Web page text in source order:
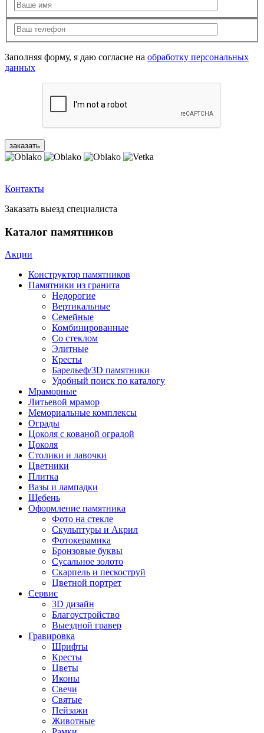
Заполняя форму, я даю согласие на обработку персональных
данных
Контакты
Заказать выезд специалиста
Каталог памятников
Акции
Конструктор памятников
Памятники из гранита
Недорогие
Вертикальные
Семейные
Комбинированные
Со стеклом
Элитные
Кресты
Барельеф/3D памятники
Удобный поиск по каталогу
Мраморные
Литьевой мрамор
Мемориальные комплексы
Ограды
Цоколя с кованой оградой
Цоколя
Столики и лавочки
Цветники
Плитка
Вазы и лампадки
Щебень
Оформление памятника
Фото на стекле
Скульптуры и Акрил
Фотокерамика
Бронзовые буквы
Сусальное золото
Скарпель и пескоструй
Цветной портрет
Сервис
3D дизайн
Благоустройство
Выездной гравер
Гравировка
Шрифты
Кресты
Цветы
Иконы
Свечи
Святые
Пейзажи
Животные